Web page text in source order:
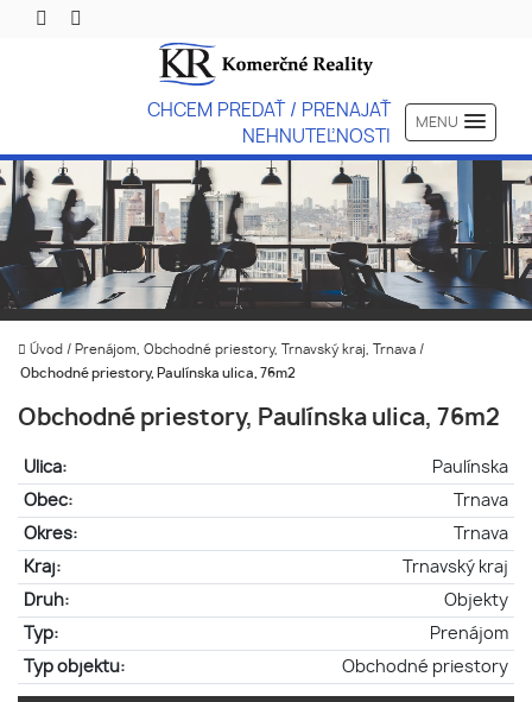
CHCEM PREDAŤ / PRENAJAŤ
NEHNUTEĽNOSTI
MENU
Úvod / Prenájom, Obchodné priestory, Trnavský kraj, Trnava /
Obchodné priestory, Paulínska ulica, 76m2
Obchodné priestory, Paulínska ulica, 76m2
Ulica:
Paulínska
Obec:
Trnava
Okres:
Trnava
Kraj:
Trnavský kraj
Druh:
Objekty
Typ:
Prenájom
Typ objektu:
Obchodné priestory